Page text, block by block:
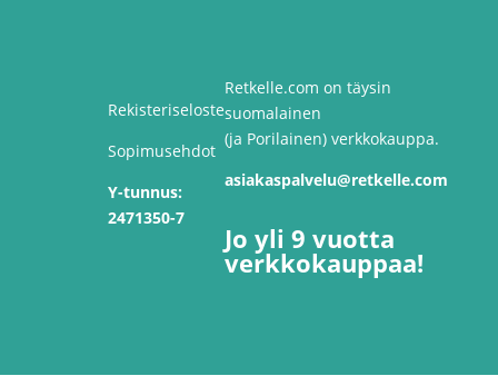
Rekisteriseloste
Sopimusehdot
Y-tunnus:
2471350-7
Retkelle.com on täysin
suomalainen
(ja Porilainen) verkkokauppa.
asiakaspalvelu@retkelle.com
Jo yli 9 vuotta
verkkokauppaa!